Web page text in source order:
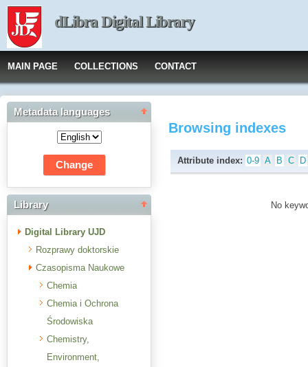
dLibra Digital Library
MAIN PAGE COLLECTIONS CONTACT
Metadata languages
Library
Digital Library UJD
Rozprawy doktorskie
Czasopisma Naukowe
Chemia
Chemia i Ochrona
Środowiska
Chemistry,
Environment,
Browsing indexes
Attribute index: 0-9 A B C D
No